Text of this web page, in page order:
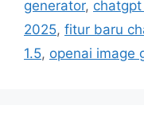
i
s
generator,
2025, fitur baru
1.5, openai image